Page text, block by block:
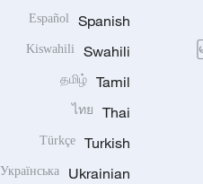
Spanish
Español
Swahili
Kiswahili
Tamil
தமிழ்
Thai
ไทย
Turkish
Türkçe
Ukrainian
Українська